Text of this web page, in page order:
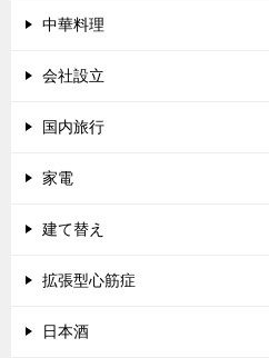
中華料理
会社設立
国内旅行
家電
建て替え
拡張型心筋症
日本酒